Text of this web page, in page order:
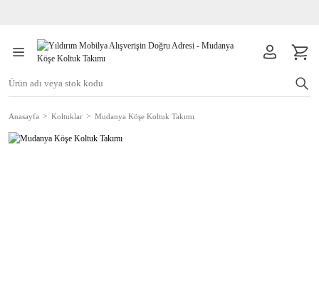
Anasayfa Koltuklar Mudanya Köşe Koltuk Takımı